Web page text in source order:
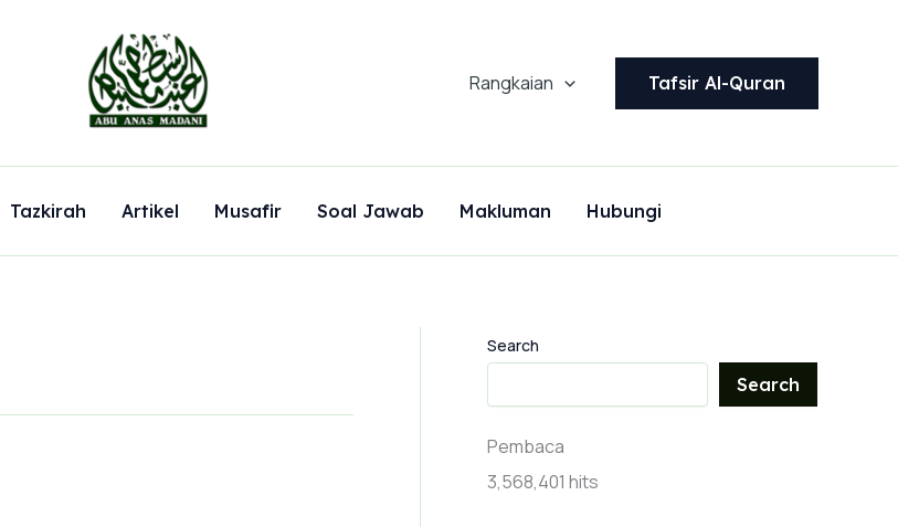
Rangkaian Tafsir Al-Quran
Tazkirah Artikel Musafir Soal Jawab Makluman Hubungi
Search
Search
Pembaca
3,568,401 hits